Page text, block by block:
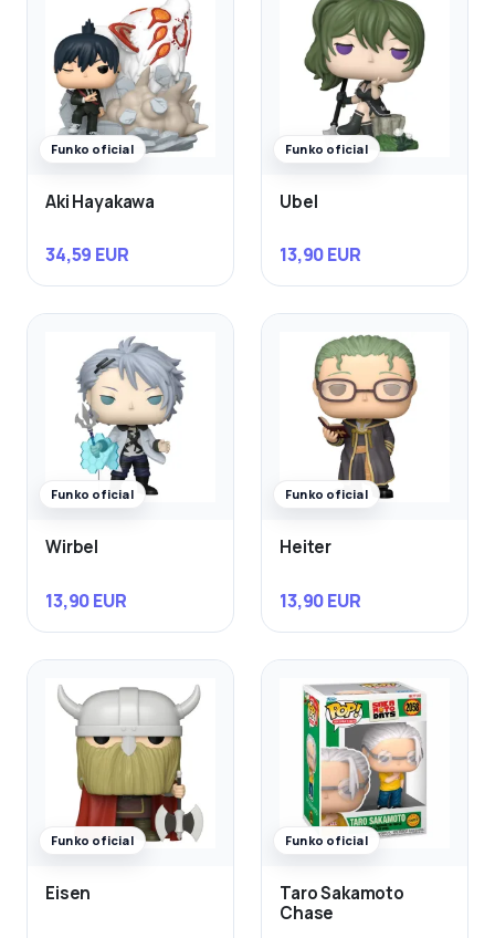
Funko oficial
Aki Hayakawa
34,59 EUR
Funko oficial
Ubel
13,90 EUR
Funko oficial
Wirbel
13,90 EUR
Funko oficial
Heiter
13,90 EUR
Funko oficial
Eisen
Funko oficial
Taro Sakamoto
Chase